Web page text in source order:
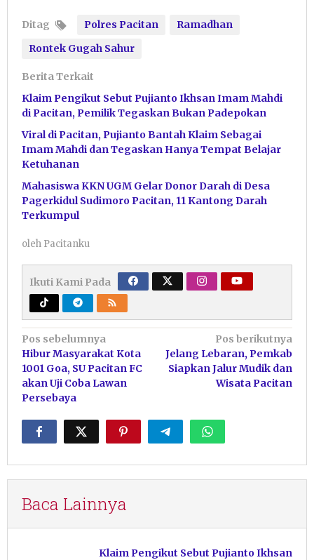
Ditag Polres Pacitan
Ramadhan
Rontek Gugah Sahur
Berita Terkait
Klaim Pengikut Sebut Pujianto Ikhsan Imam Mahdi
di Pacitan, Pemilik Tegaskan Bukan Padepokan
Viral di Pacitan, Pujianto Bantah Klaim Sebagai
Imam Mahdi dan Tegaskan Hanya Tempat Belajar
Ketuhanan
Mahasiswa KKN UGM Gelar Donor Darah di Desa
Pagerkidul Sudimoro Pacitan, 11 Kantong Darah
Terkumpul
oleh Pacitanku
Ikuti Kami Pada
Navigasi
pos
Pos sebelumnya
Hibur Masyarakat Kota
1001 Goa, SU Pacitan FC
akan Uji Coba Lawan
Persebaya
Pos berikutnya
Jelang Lebaran, Pemkab
Siapkan Jalur Mudik dan
Wisata Pacitan
Baca Lainnya
Klaim Pengikut Sebut Pujianto Ikhsan